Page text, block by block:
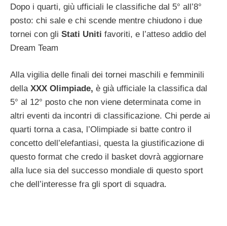
Dopo i quarti, giù ufficiali le classifiche dal 5° all’8°
posto: chi sale e chi scende mentre chiudono i due
tornei con gli Stati Uniti favoriti, e l’atteso addio del
Dream Team
Alla vigilia delle finali dei tornei maschili e femminili
della XXX Olimpiade, è già ufficiale la classifica dal
5° al 12° posto che non viene determinata come in
altri eventi da incontri di classificazione. Chi perde ai
quarti torna a casa, l’Olimpiade si batte contro il
concetto dell’elefantiasi, questa la giustificazione di
questo format che credo il basket dovrà aggiornare
alla luce sia del successo mondiale di questo sport
che dell’interesse fra gli sport di squadra.